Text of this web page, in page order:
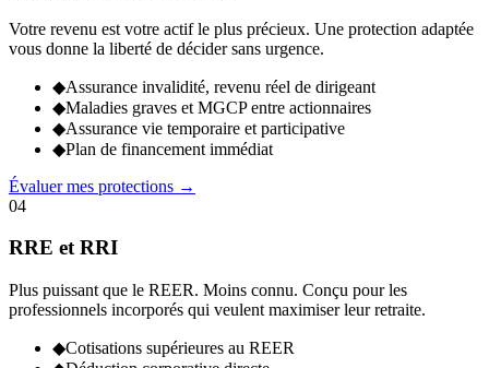
Votre revenu est votre actif le plus précieux. Une protection adaptée
vous donne la liberté de décider sans urgence.
◆Assurance invalidité, revenu réel de dirigeant
◆Maladies graves et MGCP entre actionnaires
◆Assurance vie temporaire et participative
◆Plan de financement immédiat
Évaluer mes protections →
04
RRE et RRI
Plus puissant que le REER. Moins connu. Conçu pour les
professionnels incorporés qui veulent maximiser leur retraite.
◆Cotisations supérieures au REER